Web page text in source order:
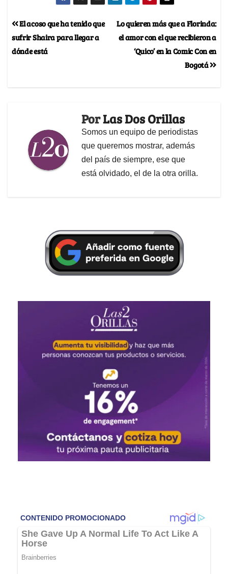
Lo quieren más que a Florinda:
el amor con el que recibieron a
‘Quico’ en la Comic Con en
Bogotá
El acoso que ha tenido que
sufrir Shaira para llegar a
dónde está
PorLas Dos Orillas
Somos un equipo de periodistas
que queremos mostrar, además
del país de siempre, ese que
está olvidado, el de la otra orilla.